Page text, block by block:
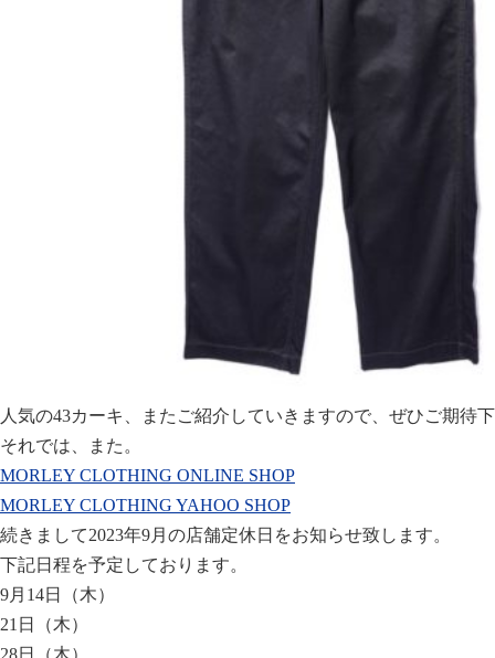
人気の43カーキ、またご紹介していきますので、ぜひご期待
それでは、また。
MORLEY CLOTHING ONLINE SHOP
MORLEY CLOTHING YAHOO SHOP
続きまして2023年9月の店舗定休日をお知らせ致します。
下記日程を予定しております。
9月14日（木）
21日（木）
28日（木）